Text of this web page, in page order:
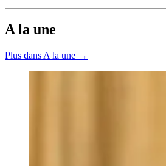
A la une
Plus dans A la une →